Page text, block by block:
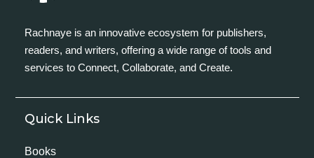
Rachnaye is an innovative ecosystem for publishers,
readers, and writers, offering a wide range of tools and
services to Connect, Collaborate, and Create.
Quick Links
Books